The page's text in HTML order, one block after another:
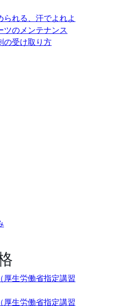
られる、汗でよれよ
ツのメンテナンス
の受け取り方
厚生労働省指定講習
厚生労働省指定講習